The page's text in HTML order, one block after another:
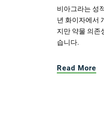
비아그라는 성
년 화이자에서
지만 약물 의존
습니다.
Read More